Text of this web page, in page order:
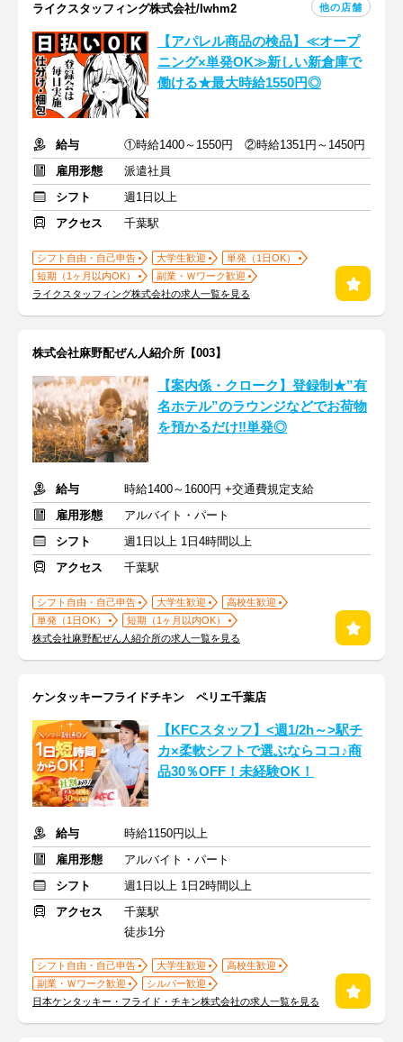
ライクスタッフィング株式会社/lwhm2 他の店舗
【アパレル商品の検品】≪オープ
ニング×単発OK≫新しい新倉庫で
働ける★最大時給1550円◎
給与
①時給1400～1550円 ②時給1351円～1450円
雇用形態
派遣社員
シフト
週1日以上
アクセス
千葉駅
シフト自由・自己申告 大学生歓迎
単発（1日OK）
短期（1ヶ月以内OK）
副業・Ｗワーク歓迎
ライクスタッフィング株式会社の求人一覧を見る
株式会社麻野配ぜん人紹介所【003】
【案内係・クローク】登録制★”有
名ホテル”のラウンジなどでお荷物
を預かるだけ‼単発◎
給与
時給1400～1600円 +交通費規定支給
雇用形態
アルバイト・パート
シフト
週1日以上 1日4時間以上
アクセス
千葉駅
シフト自由・自己申告 大学生歓迎
高校生歓迎
単発（1日OK）
短期（1ヶ月以内OK）
株式会社麻野配ぜん人紹介所の求人一覧を見る
ケンタッキーフライドチキン ペリエ千葉店
【KFCスタッフ】<週1/2h～>駅チ
カ×柔軟シフトで選ぶならココ♪商
品30％OFF！未経験OK！
給与
時給1150円以上
雇用形態
アルバイト・パート
シフト
週1日以上 1日2時間以上
アクセス
千葉駅
徒歩1分
シフト自由・自己申告 大学生歓迎
高校生歓迎
副業・Ｗワーク歓迎
シルバー歓迎
日本ケンタッキー・フライド・チキン株式会社の求人一覧を見る